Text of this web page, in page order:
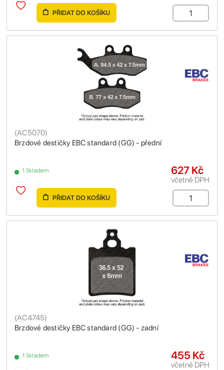
PŘIDAT DO KOŠÍKU
Brzdové destičky EBC standard (GG) - přední
(AC5070)
1 Skladem 627 Kč
včetně DPH
PŘIDAT DO KOŠÍKU
Brzdové destičky EBC standard (GG) - zadní
(AC4745)
1 Skladem 455 Kč
včetně DPH